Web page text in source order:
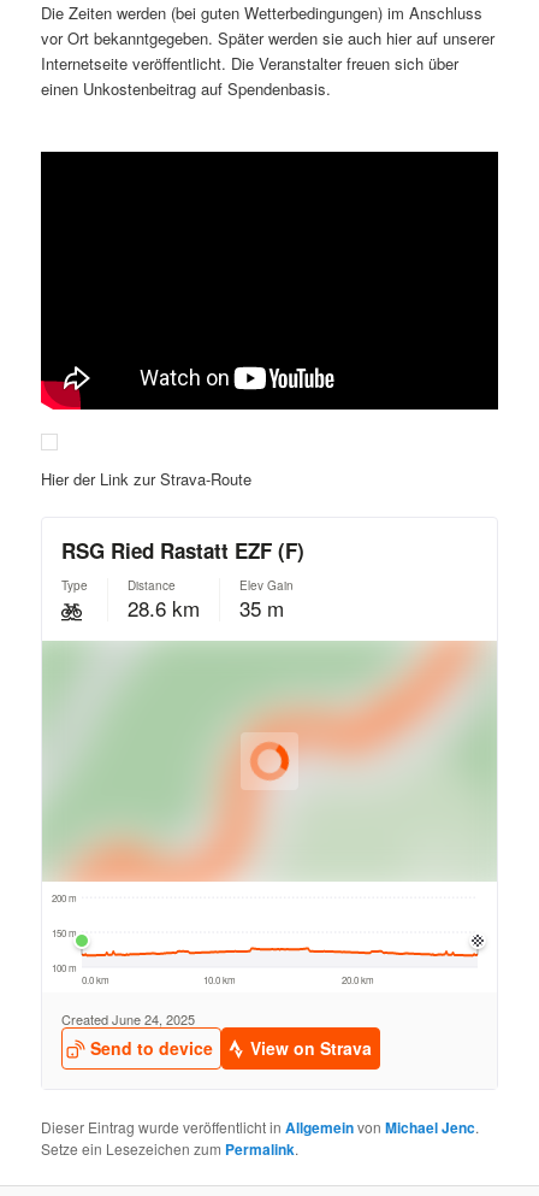
Die Zeiten werden (bei guten Wetterbedingungen) im Anschluss
vor Ort bekanntgegeben. Später werden sie auch hier auf unserer
Internetseite veröffentlicht. Die Veranstalter freuen sich über
einen Unkostenbeitrag auf Spendenbasis.
Hier der Link zur Strava-Route
Dieser Eintrag wurde veröffentlicht inAllgemeinvonMichael Jenc.
Setze ein Lesezeichen zum Permalink.